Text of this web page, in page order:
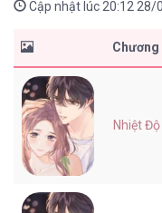
Cập nhật lúc 20:12 28/
Chương
Nhiệt